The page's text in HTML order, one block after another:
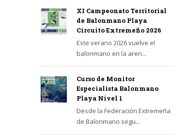
XI Campeonato Territorial
de Balonmano Playa
Circuito Extremeño 2026
Este verano 2026 vuelve el
balonmano en la aren...
Curso de Monitor
Especialista Balonmano
Playa Nivel 1
Desde la Federación Extremeña
de Balonmano segu...